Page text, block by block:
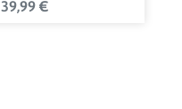
39,99 €